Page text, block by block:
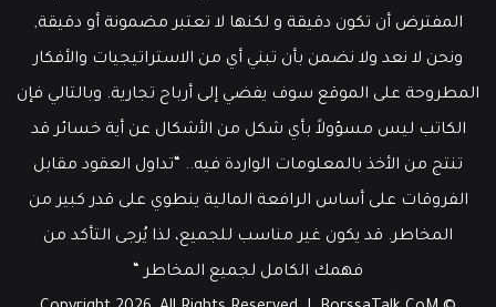
المفترض أن تكون دقيقة و لكنها لا تعتبر مضمونة أو دقيقة,
ونحن لا نعد ولا نضمن بأن تبني أي من الاستراتيجيات والأفكار
المطروحة على الموقع سوف يفضي إلى أرباح تجارية. وبالتالي فإن
الكاتب ليس مسؤولاً بأي شكل من الأشكال عن أية خسائر قد
تنتج من الأخذ بالمعلومات الواردة فيه.. “تداول العقود مقابل
الفروقات على أساس الرافعة المالية ينطوي على قدر كبير من
المخاطر. قد يكون غير مناسب للجميع، لذا يُرجى التأكد من
فهمك الكامل لجميع المخاطر “